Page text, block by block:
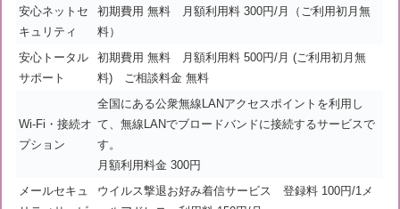
安心ネットセ
キュリティ
初期費用 無料 月額利用料 300円/月（ご利用初月無
料）
安心トータル
サポート
初期費用 無料 月額利用料 500円/月 (ご利用初月無
料) ご相談料金 無料
Wi-Fi・接続オ
プション
全国にある公衆無線LANアクセスポイントを利用し
て、無線LANでブロードバンドに接続するサービスで
す。
月額利用料金 300円
メールセキュ
ウイルス撃退お好み着信サービス 登録料 100円/1メ